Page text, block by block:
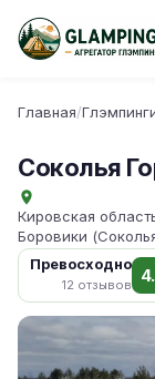
Главная/
Соколья
Кировская
Боровики
Превосходно
12 отзывов